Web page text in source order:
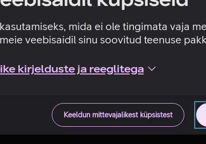
mida ei ole tingimata vaja
veebisaidil sinu soovitud teenuse
kirjelduste ja reeglitega
Keeldun mittevajalikest küpsistest